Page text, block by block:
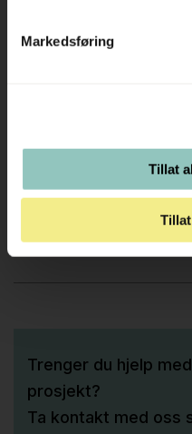
Markedsføring
Tillat
møter moderne
utviklet for å skape
møbler som kombinerer
levetid.
Tilleggsinfo
Trenger du hjelp
prosjekt?
Ta kontakt med oss